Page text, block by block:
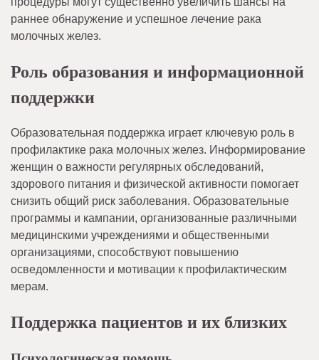
раннее обнаружение и успешное лечение рака
молочных желез.
Роль образования и информационной
поддержки
Образовательная поддержка играет ключевую роль в
профилактике рака молочных желез. Информирование
женщин о важности регулярных обследований,
здорового питания и физической активности помогает
снизить общий риск заболевания. Образовательные
программы и кампании, организованные различными
медицинскими учреждениями и общественными
организациями, способствуют повышению
осведомленности и мотивации к профилактическим
мерам.
Поддержка пациентов и их близких